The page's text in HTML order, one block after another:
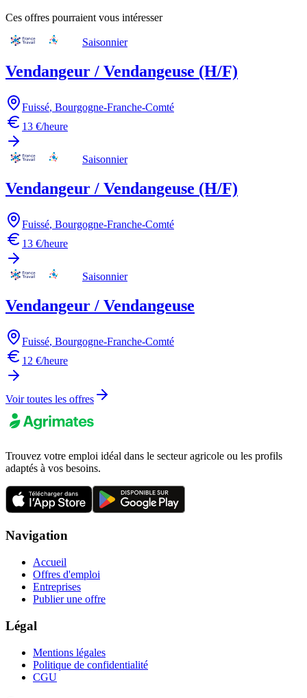
Ces offres pourraient vous intéresser
Saisonnier
Vendangeur / Vendangeuse (H/F)
Fuissé, Bourgogne-Franche-Comté
13 €/heure
Saisonnier
Vendangeur / Vendangeuse (H/F)
Fuissé, Bourgogne-Franche-Comté
13 €/heure
Saisonnier
Vendangeur / Vendangeuse
Fuissé, Bourgogne-Franche-Comté
12 €/heure
Voir toutes les offres
Trouvez votre emploi idéal dans le secteur agricole ou les profils
adaptés à vos besoins.
Navigation
Accueil
Offres d'emploi
Entreprises
Publier une offre
Légal
Mentions légales
Politique de confidentialité
CGU